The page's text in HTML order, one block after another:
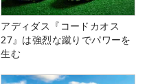
アディダス『コードカオス
27』は強烈な蹴りでパワーを
生む